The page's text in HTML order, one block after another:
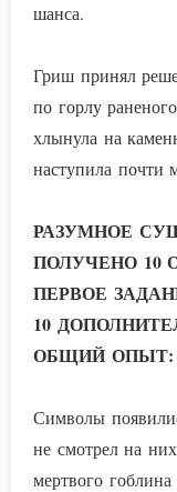
шанса.
Гриш принял
по горлу
хлынула на
наступила почти
РАЗУМНОЕ
ПОЛУЧЕНО 10
ПЕРВОЕ
10
ОБЩИЙ ОПЫТ:
Символы
не смотрел на
мертвого